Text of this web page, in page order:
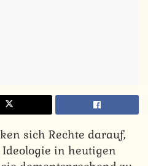
sich Rechte darauf,
in heutigen